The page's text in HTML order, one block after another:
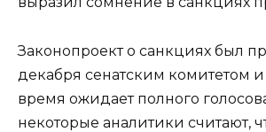
Законопроект о санкциях был
декабря сенатским комитетом
время ожидает полного
некоторые аналитики считают,